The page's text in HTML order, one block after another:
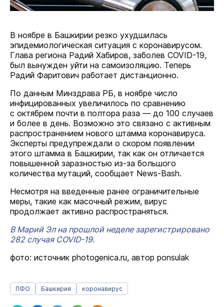
В ноябре в Башкирии резко ухудшилась
эпидемиологическая ситуация с коронавирусом.
Глава региона Радий Хабиров, заболев COVID-19,
был вынужден уйти на самоизоляцию. Теперь
Радий Фаритович работает дистанционно.
По данным Минздрава РБ, в ноябре число
инфицированных увеличилось по сравнению
с октябрем почти в полтора раза — до 100 случаев
и более в день. Возможно это связано с активным
распространением нового штамма коронавируса.
Эксперты предупреждали о скором появлении
этого штамма в Башкирии, так как он отличается
повышенной заразностью из-за большого
количества мутаций, сообщает News-Bash.
Несмотря на введенные ранее ограничительные
меры, такие как масочный режим, вирус
продолжает активно распространяться.
В Марий Эл на прошлой неделе зарегистрировано
282 случая COVID-19.
фото: источник photogenica.ru, автор ponsulak
ПФО Башкирия коронавирус